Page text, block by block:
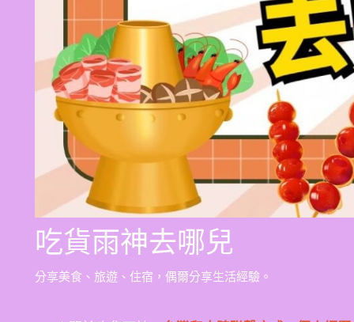
吃貨雨神去哪兒
分享美食、旅遊、住宿，偶爾分享生活經驗。